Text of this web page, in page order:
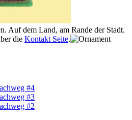
Auf dem Land, am Rande der Stadt.
die Kontakt Seite.
#4
#3
#2